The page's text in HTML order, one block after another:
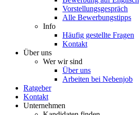
Vorstellungsgespräch
Alle Bewerbungstipps
Info
Häufig gestellte Fragen
Kontakt
Über uns
Wer wir sind
Über uns
Arbeiten bei Nebenjob
Ratgeber
Kontakt
Unternehmen